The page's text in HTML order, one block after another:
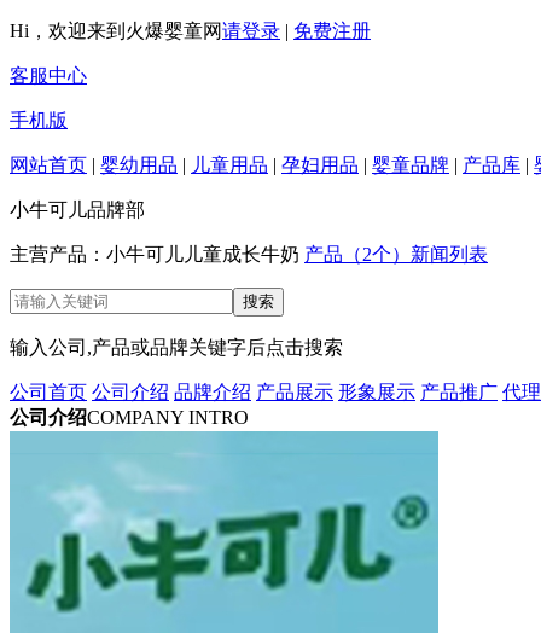
Hi，欢迎来到火爆婴童网请登录 | 免费注册
客服中心
手机版
网站首页 | 婴幼用品 | 儿童用品 | 孕妇用品 | 婴童品牌 | 产品库 |
小牛可儿品牌部
主营产品：小牛可儿儿童成长牛奶 产品（2个） 新闻列表
输入公司,产品或品牌关键字后点击搜索
公司首页 公司介绍 品牌介绍 产品展示 形象展示 产品推广 代
公司介绍COMPANY INTRO